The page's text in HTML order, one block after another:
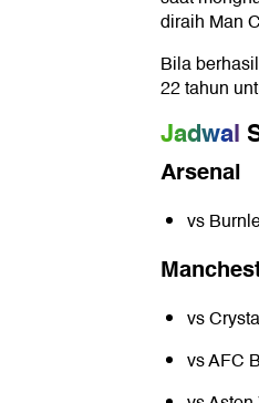
diraih Man
Bila berhasil
22 tahun
Jadwal
Arsenal
vs
vs
vsAFC